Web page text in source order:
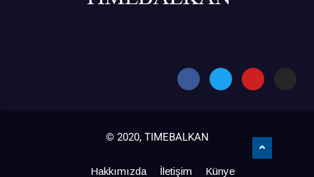
© 2020, TIMEBALKAN
Hakkımızda İletişim Künye